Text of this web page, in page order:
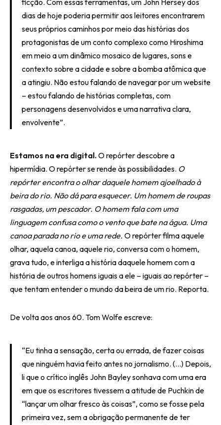
ficção. Com essas ferramentas, um John Hersey dos
dias de hoje poderia permitir aos leitores encontrarem
seus próprios caminhos por meio das histórias dos
protagonistas de um conto complexo como Hiroshima
em meio a um dinâmico mosaico de lugares, sons e
contexto sobre a cidade e sobre a bomba atômica que
a atingiu. Não estou falando de navegar por um website
– estou falando de histórias completas, com
personagens desenvolvidos e uma narrativa clara,
envolvente”.
Estamos na era digital.O repórter descobre a
hipermídia. O repórter se rende às possibilidades. O
repórter encontra o olhar daquele homem ajoelhado à
beira do rio. Não dá para esquecer. Um homem de roupas
rasgadas, um pescador. O homem fala com uma
linguagem confusa como o vento que bate na água. Uma
canoa parada no rio e uma rede. O repórter filma aquele
olhar, aquela canoa, aquele rio, conversa com o homem,
grava tudo, e interliga a história daquele homem com a
história de outros homens iguais a ele – iguais ao repórter –
que tentam entender o mundo da beira de um rio. Reporta.
De volta aos anos 60. Tom Wolfe escreve:
“Eu tinha a sensação, certa ou errada, de fazer coisas
que ninguém havia feito antes no jornalismo. (…) Depois,
li que o crítico inglês John Bayley sonhava com uma era
em que os escritores tivessem a atitude de Puchkin de
“lançar um olhar fresco às coisas”, como se fosse pela
primeira vez, sem a obrigação permanente de ter